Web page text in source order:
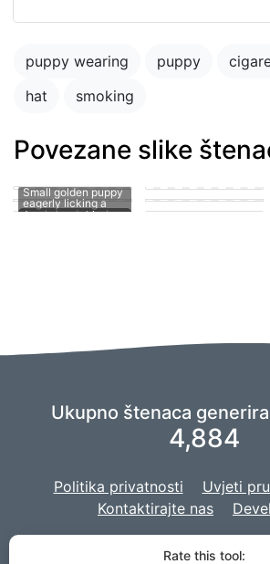
puppy wearing puppy
hat
smoking
Povezane slike
puppy in the park
suck
cute puppy getting
his knot sucked
Small golden puppy
eagerly licking a
man's hard member
A puppy sucking on
a man's penis
Ukupno štenaca
4,884
Politika privatnosti
Uvjeti
Kontaktirajte nas
imaginacijeza pokretanje
Rate this tool: